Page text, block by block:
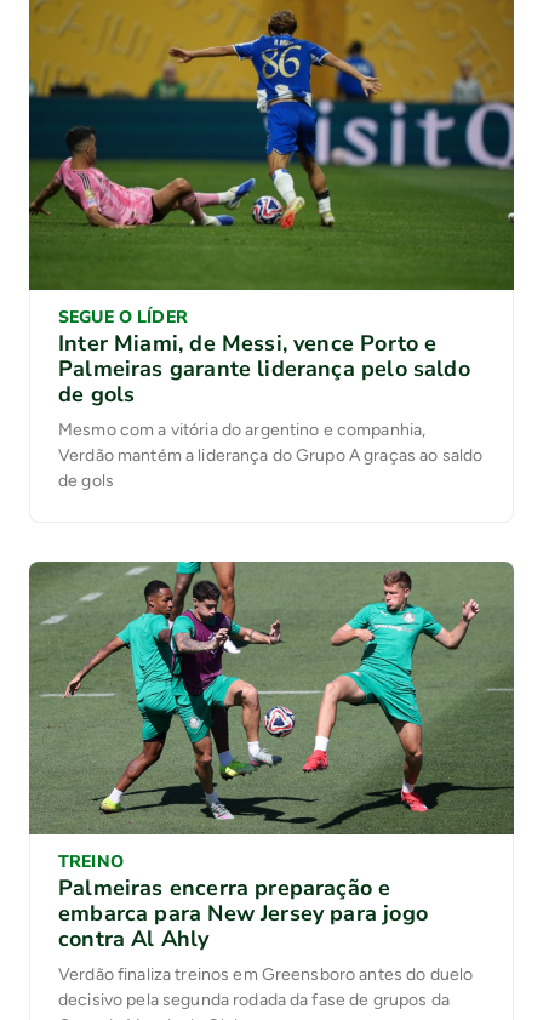
SEGUE O LÍDER
Inter Miami, de Messi, vence Porto e
Palmeiras garante liderança pelo saldo
de gols
Mesmo com a vitória do argentino e companhia,
Verdão mantém a liderança do Grupo A graças ao saldo
de gols
TREINO
Palmeiras encerra preparação e
embarca para New Jersey para jogo
contra Al Ahly
Verdão finaliza treinos em Greensboro antes do duelo
decisivo pela segunda rodada da fase de grupos da